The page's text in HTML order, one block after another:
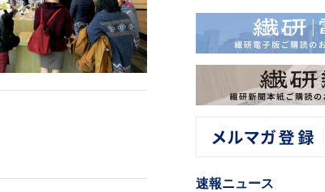
速報ニュース